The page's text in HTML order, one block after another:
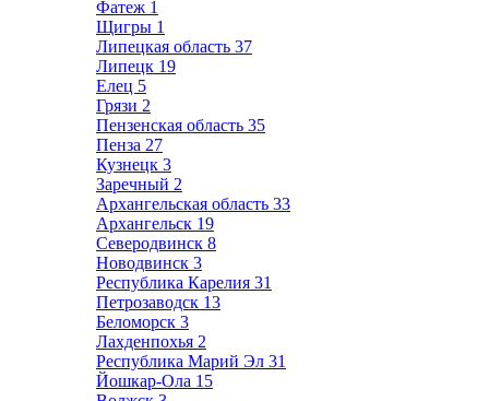
Фатеж 1
Щигры 1
Липецкая область 37
Липецк 19
Елец 5
Грязи 2
Пензенская область 35
Пенза 27
Кузнецк 3
Заречный 2
Архангельская область 33
Архангельск 19
Северодвинск 8
Новодвинск 3
Республика Карелия 31
Петрозаводск 13
Беломорск 3
Лахденпохья 2
Республика Марий Эл 31
Йошкар-Ола 15